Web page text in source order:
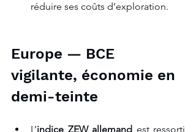
réduire ses coûts d’exploration.
Europe — BCE
vigilante, économie en
demi-teinte
L’indice ZEW allemand est ressorti